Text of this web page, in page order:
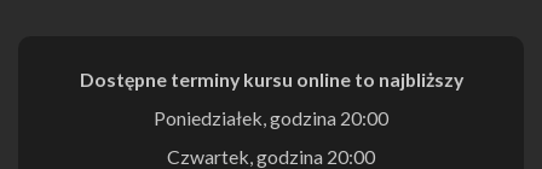
Dostępne terminy kursu online to najbliższy
Poniedziałek, godzina 20:00
Czwartek, godzina 20:00